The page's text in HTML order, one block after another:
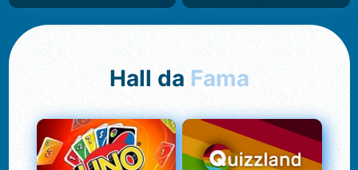
Hall da Fama